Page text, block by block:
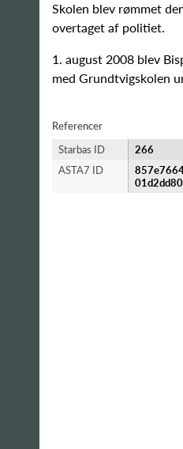
Skolen blev rømmet
overtaget af politiet.
1. august 2008 blev
med Grundtvigskolen
Referencer
Starbas ID
266
ASTA7 ID